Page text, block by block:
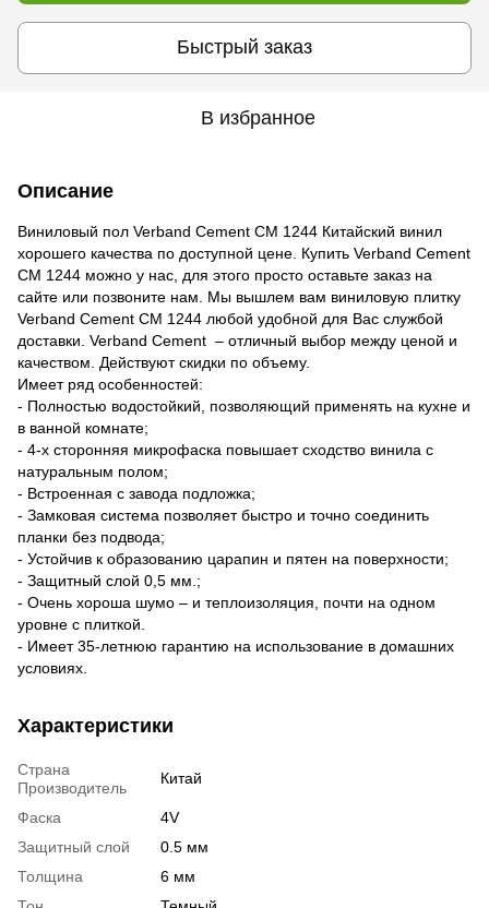
Быстрый заказ
В избранное
Описание
Виниловый пол Verband Cement CM 1244 Китайский винил
хорошего качества по доступной цене. Купить Verband Cement
CM 1244 можно у нас, для этого просто оставьте заказ на
сайте или позвоните нам. Мы вышлем вам виниловую плитку
Verband Cement CM 1244 любой удобной для Вас службой
доставки. Verband Cement – отличный выбор между ценой и
качеством. Действуют скидки по объему.
Имеет ряд особенностей:
- Полностью водостойкий, позволяющий применять на кухне и
в ванной комнате;
- 4-х сторонняя микрофаска повышает сходство винила с
натуральным полом;
- Встроенная с завода подложка;
- Замковая система позволяет быстро и точно соединить
планки без подвода;
- Устойчив к образованию царапин и пятен на поверхности;
- Защитный слой 0,5 мм.;
- Очень хороша шумо – и теплоизоляция, почти на одном
уровне с плиткой.
- Имеет 35-летнюю гарантию на использование в домашних
условиях.
Характеристики
Страна
Производитель
Китай
Фаска
4V
Защитный слой
0.5 мм
Толщина
6 мм